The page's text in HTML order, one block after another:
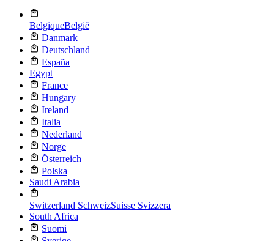
BelgiqueBelgië
Danmark
Deutschland
España
Egypt
France
Hungary
Ireland
Italia
Nederland
Norge
Österreich
Polska
Saudi Arabia
Switzerland SchweizSuisse Svizzera
South Africa
Suomi